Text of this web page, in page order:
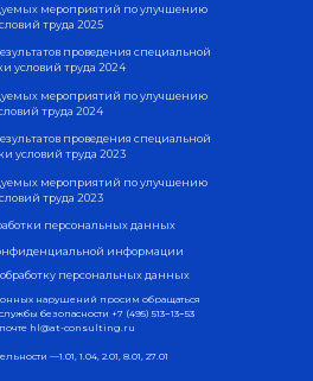
проведения специальной
условий труда 2023
персональных данных
мероприятий по улучшению
труда 2023
проведения специальной
условий труда 2024
мероприятий по улучшению
труда 2024
информации
персональных данных
мероприятий по улучшению
труда 2025
нарушений просим обращаться
безопасности +7 (495) 513−13−53
hl@at-consulting.ru
—1.01, 1.04, 2.01, 8.01, 27.01